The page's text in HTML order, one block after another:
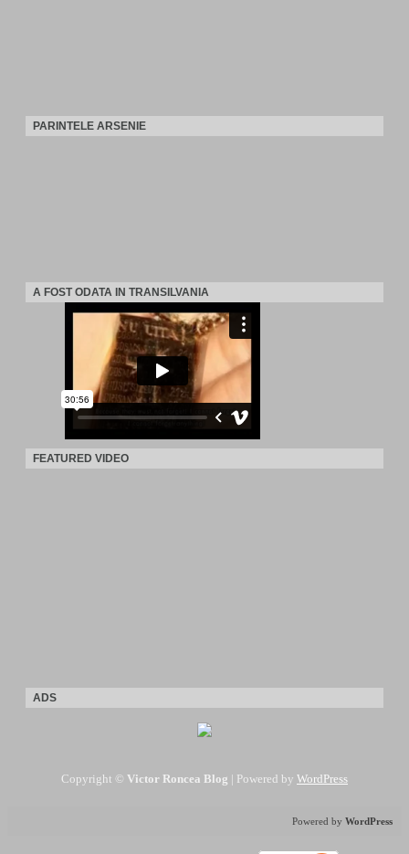
PARINTELE ARSENIE
A FOST ODATA IN TRANSILVANIA
FEATURED VIDEO
ADS
Copyright © Victor Roncea Blog | Powered by WordPress
Powered by WordPress